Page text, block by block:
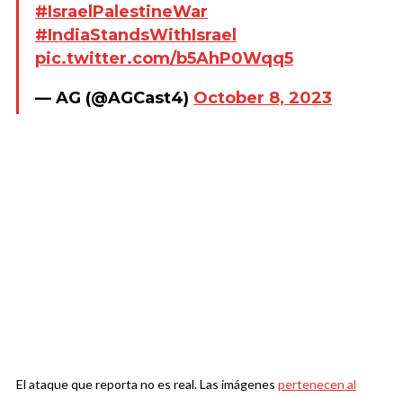
#IsraelPalestineWar
#IndiaStandsWithIsrael
pic.twitter.com/b5AhP0Wqq5
— AG (@AGCast4) October 8, 2023
El ataque que reporta no es real. Las imágenes pertenecen al